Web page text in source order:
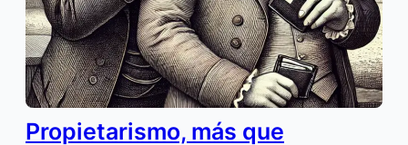
Propietarismo, más que